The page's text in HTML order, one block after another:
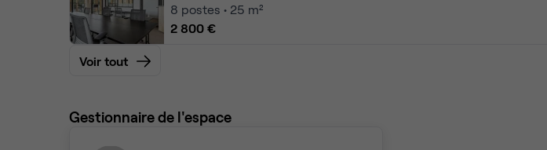
8 postes • 25 m²
2 800 €
Voir tout
Gestionnaire de l'espace